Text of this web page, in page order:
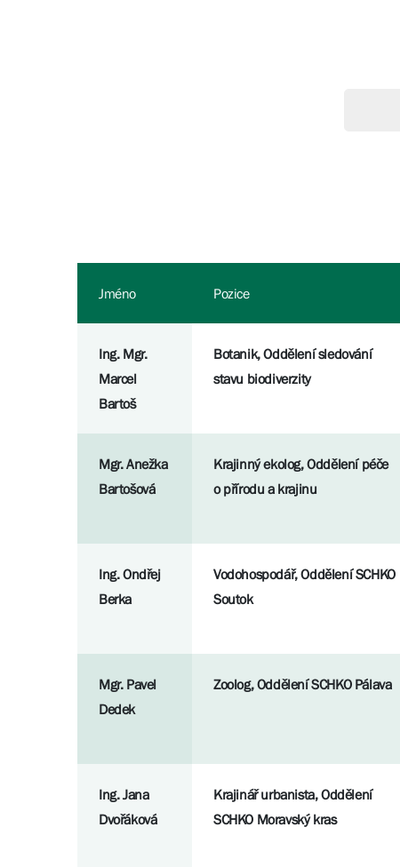
Jméno Pozice
Ing. Mgr.
Marcel
Bartoš
Botanik, Oddělení sledování
stavu biodiverzity
Mgr. Anežka
Bartošová
Krajinný ekolog, Oddělení péče
o přírodu a krajinu
Ing. Ondřej
Berka
Vodohospodář, Oddělení SCHKO
Soutok
Mgr. Pavel
Dedek
Zoolog, Oddělení SCHKO Pálava
Ing. Jana
Dvořáková
Krajinář urbanista, Oddělení
SCHKO Moravský kras